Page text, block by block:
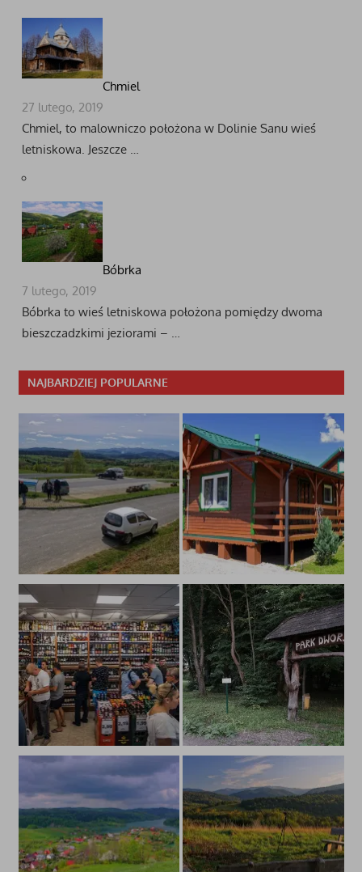
Chmiel
27 lutego, 2019
Chmiel, to malowniczo położona w Dolinie Sanu wieś
letniskowa. Jeszcze …
Bóbrka
7 lutego, 2019
Bóbrka to wieś letniskowa położona pomiędzy dwoma
bieszczadzkimi jeziorami – …
NAJBARDZIEJ POPULARNE